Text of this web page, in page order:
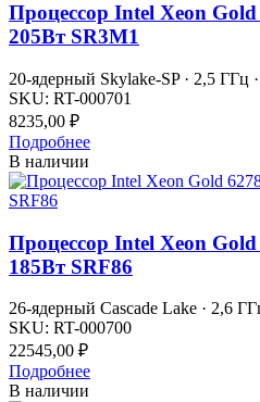
Процессор Intel Xeon
205Вт SR3M1
20-ядерный Skylake-SP · 2,5 ГГц
SKU: RT-000701
8235,00 ₽
Подробнее
В наличии
Процессор Intel Xeon
185Вт SRF86
26-ядерный Cascade Lake · 2,6
SKU: RT-000700
22545,00 ₽
Подробнее
В наличии